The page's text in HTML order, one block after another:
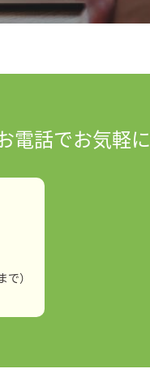
電話でお気軽に
）